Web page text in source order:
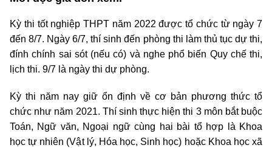
Kỳ thi tốt nghiệp THPT năm 2022 được tổ chức từ ngày 7
đến 8/7. Ngày 6/7, thí sinh đến phòng thi làm thủ tục dự thi,
đính chính sai sót (nếu có) và nghe phổ biến Quy chế thi,
lịch thi. 9/7 là ngày thi dự phòng.
Kỳ thi năm nay giữ ổn định về cơ bản phương thức tổ
chức như năm 2021. Thí sinh thực hiện thi 3 môn bắt buộc
Toán, Ngữ văn, Ngoại ngữ cùng hai bài tổ hợp là Khoa
học tự nhiên (Vật lý, Hóa học, Sinh học) hoặc Khoa học xã